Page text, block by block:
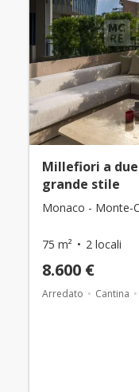
Millefiori a
grande stile
Monaco - Monte-
75 m² 2 locali
8.600 €
Arredato Cantina